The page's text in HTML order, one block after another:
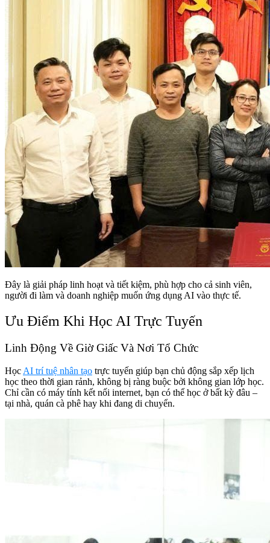
Đây là giải pháp linh hoạt và tiết kiệm, phù hợp cho cả sinh viên,
người đi làm và doanh nghiệp muốn ứng dụng AI vào thực tế.
Ưu Điểm Khi Học AI Trực Tuyến
Linh Động Về Giờ Giấc Và Nơi Tổ Chức
Học AI trí tuệ nhân tạo trực tuyến giúp bạn chủ động sắp xếp lịch
học theo thời gian rảnh, không bị ràng buộc bởi không gian lớp học.
Chỉ cần có máy tính kết nối internet, bạn có thể học ở bất kỳ đâu –
tại nhà, quán cà phê hay khi đang di chuyển.